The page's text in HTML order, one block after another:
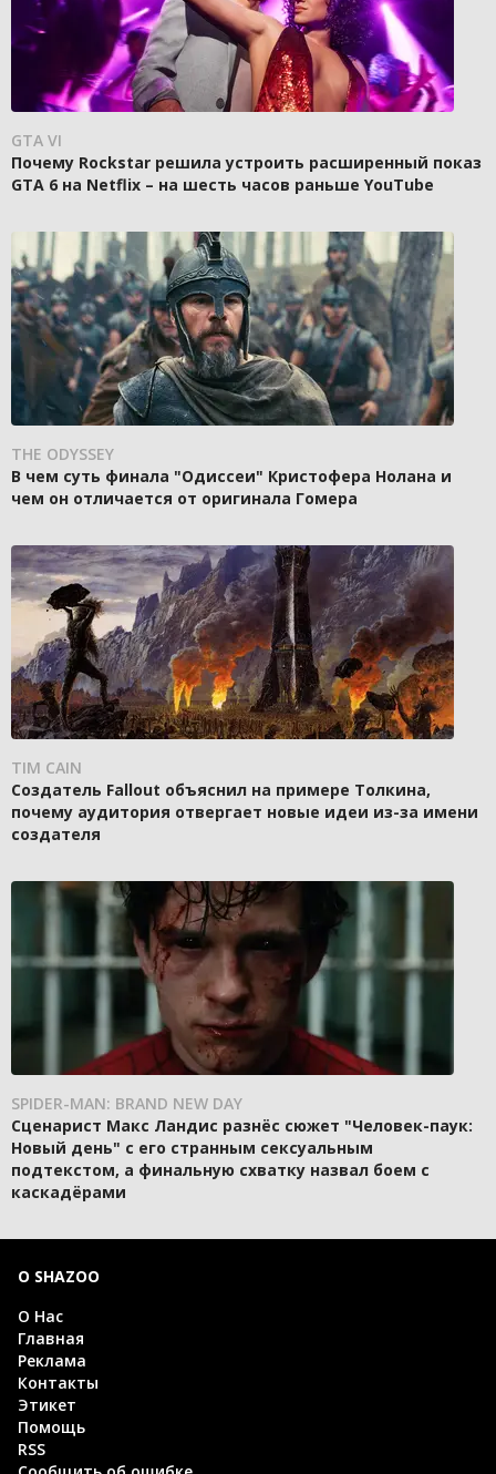
GTA VI
Почему Rockstar решила устроить расширенный показ
GTA 6 на Netflix – на шесть часов раньше YouTube
THE ODYSSEY
В чем суть финала "Одиссеи" Кристофера Нолана и
чем он отличается от оригинала Гомера
TIM CAIN
Создатель Fallout объяснил на примере Толкина,
почему аудитория отвергает новые идеи из-за имени
создателя
SPIDER-MAN: BRAND NEW DAY
Сценарист Макс Ландис разнёс сюжет "Человек-паук:
Новый день" с его странным сексуальным
подтекстом, а финальную схватку назвал боем с
каскадёрами
О SHAZOO
О Нас
Главная
Реклама
Контакты
Этикет
Помощь
RSS